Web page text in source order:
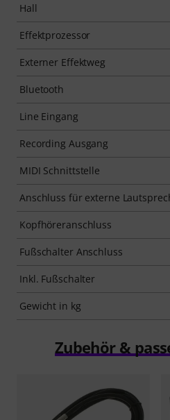
Hall
Effektprozessor
Externer Effektweg
Bluetooth
Line Eingang
Recording Ausgang
MIDI Schnittstelle
Anschluss für externe
Kopfhöreranschluss
Fußschalter Anschluss
Inkl. Fußschalter
Gewicht in kg
Zubehör &